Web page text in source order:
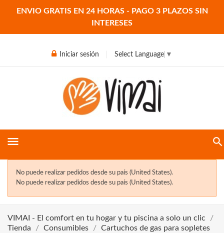
ENVIO GRATIS EN 24 HORAS - PAGO 3 PLAZOS SIN
INTERESES
Iniciar sesión Select Language ▼
menu
No puede realizar pedidos desde su país (United States).
No puede realizar pedidos desde su país (United States).
VIMAI - El comfort en tu hogar y tu piscina a solo un clic
Tienda
Consumibles
Cartuchos de gas para sopletes